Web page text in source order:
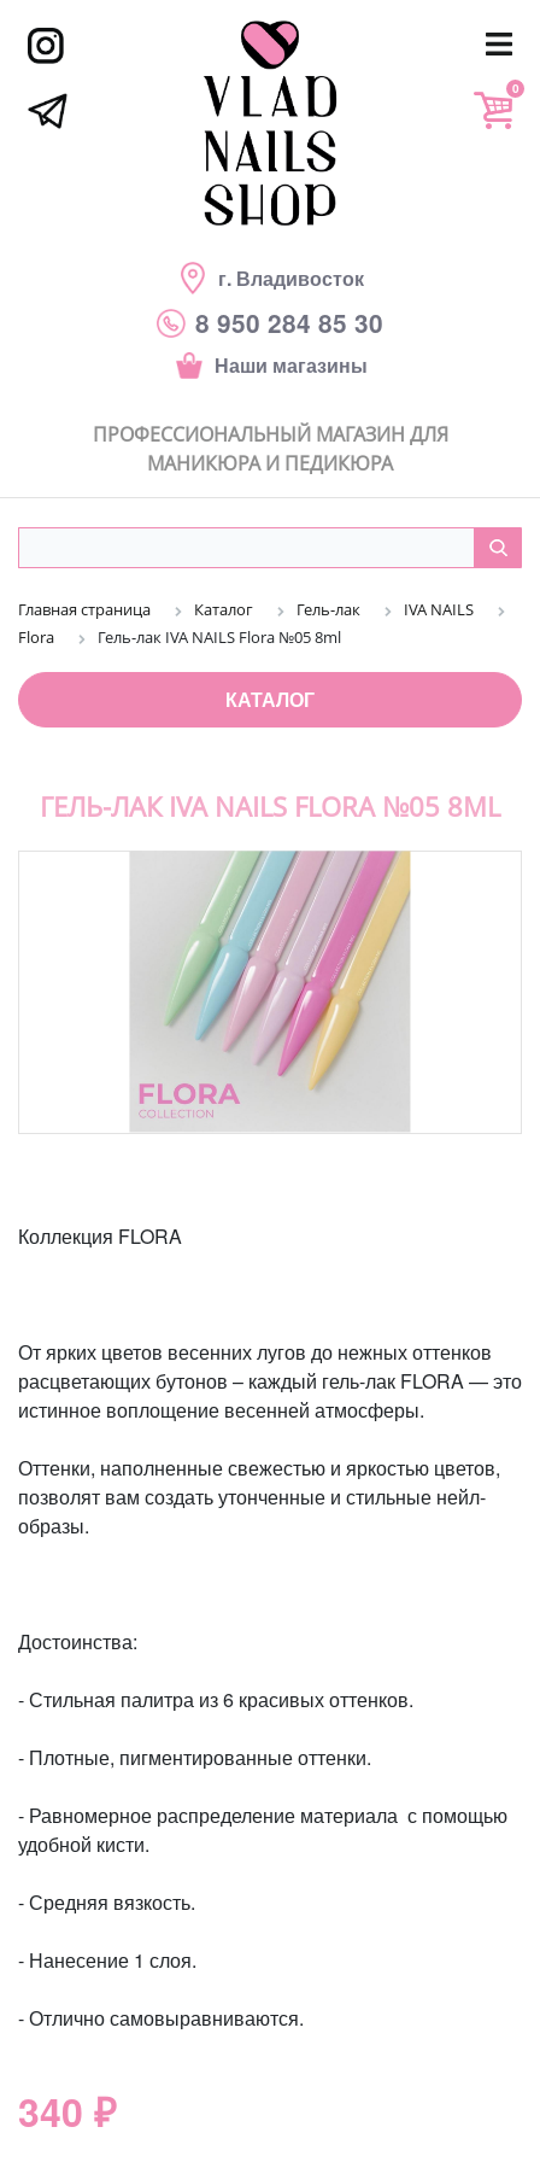
г. Владивосток
8 950 284 85 30
Наши магазины
0
ПРОФЕССИОНАЛЬНЫЙ МАГАЗИН ДЛЯ
МАНИКЮРА И ПЕДИКЮРА
Главная страница Каталог Гель-лак
IVA NAILS
Flora
Гель-лак IVA NAILS Flora №05 8ml
КАТАЛОГ
ГЕЛЬ-ЛАК IVA NAILS FLORA №05 8ML
Коллекция FLORA
От ярких цветов весенних лугов до нежных оттенков
расцветающих бутонов – каждый гель-лак FLORA — это
истинное воплощение весенней атмосферы.
Оттенки, наполненные свежестью и яркостью цветов,
позволят вам создать утонченные и стильные нейл-
образы.
Достоинства:
- Стильная палитра из 6 красивых оттенков.
- Плотные, пигментированные оттенки.
- Равномерное распределение материала с помощью
удобной кисти.
- Средняя вязкость.
- Нанесение 1 слоя.
- Отлично самовыравниваются.
340 ₽